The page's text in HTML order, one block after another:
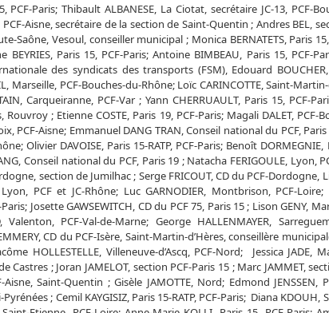
PCF-Paris; Thibault ALBANESE, La Ciotat, secrétaire JC-13, PCF-
PCF-Aisne, secrétaire de la section de Saint-Quentin ; Andres BEL,
Saône, Vesoul, conseiller municipal ; Monica BERNATETS, Paris
BEYRIES, Paris 15, PCF-Paris; Antoine BIMBEAU, Paris 15, PCF-
des syndicats des transports (FSM), Edouard BOUCHER,
Marseille, PCF-Bouches-du-Rhône; Loïc CARINCOTTE, Saint-Martin-
Carqueiranne, PCF-Var ; Yann CHERRUAULT, Paris 15, PCF-
Rouvroy ; Etienne COSTE, Paris 19, PCF-Paris; Magali DALET, PCF-
PCF-Aisne; Emmanuel DANG TRAN, Conseil national du PCF,
Olivier DAVOISE, Paris 15-RATP, PCF-Paris; Benoît
Conseil national du PCF, Paris 19 ; Natacha FERIGOULE, Lyon,
section de Jumilhac ; Serge FRICOUT, CD du PCF-
PCF et JC-Rhône; Luc GARNODIER, Montbrison, PCF-
Paris; Josette GAWSEWITCH, CD du PCF 75, Paris 15 ; Lison GENY,
Valenton, PCF-Val-de-Marne; George HALLENMAYER,
CD du PCF-Isère, Saint-Martin-d’Hères, conseillère
HOLLESTELLE, Villeneuve-d’Ascq, PCF-Nord; Jessica JADE,
Castres ; Joran JAMELOT, section PCF-Paris 15 ; Marc JAMMET,
Saint-Quentin ; Gisèle JAMOTTE, Nord; Edmond JENSSEN,
; Cemil KAYGISIZ, Paris 15-RATP, PCF-Paris; Diana